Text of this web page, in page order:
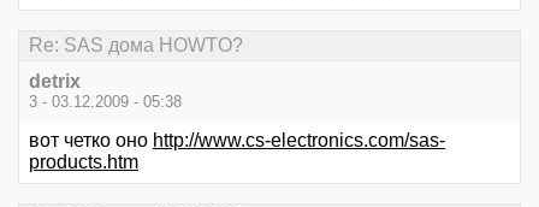
Re: SAS дома HOWTO?
detrix
3 - 03.12.2009 - 05:38
вот четко оно http://www.cs-electronics.com/sas-
products.htm